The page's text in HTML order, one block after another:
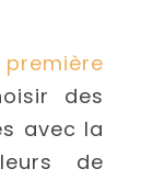
des
avec la
de